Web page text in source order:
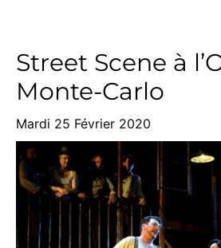
​Street Scene à
Monte-Carlo
Mardi 25 Février 2020